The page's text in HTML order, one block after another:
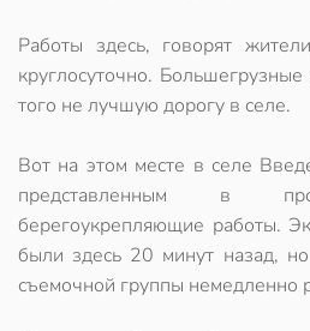
Работы здесь, говорят
круглосуточно.
того не лучшую дорогу в селе.
Вот на этом месте в селе
представленным в
берегоукрепляющие работы.
были здесь 20 минут назад,
съемочной группы немедленно